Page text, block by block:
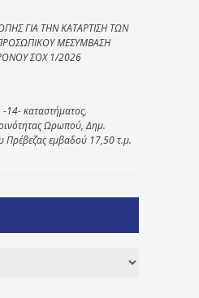
ΓΙΑ ΤΗΝ ΚΑΤΑΡΤΙΣΗ ΤΩΝ
ΜΕΣΥΜΒΑΣΗ
ΣΟΧ 1/2026
-14- καταστήματος,
Ωρωπού, Δημ.
Πρέβεζας εμβαδού 17,50 τ.μ.